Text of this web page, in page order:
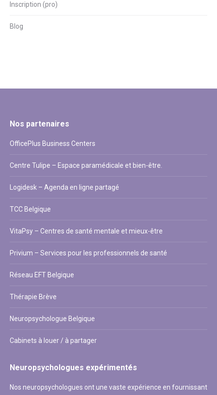
Inscription (pro)
Blog
Nos partenaires
OfficePlus Business Centers
Centre Tulipe – Espace paramédicale et bien-être.
Logidesk – Agenda en ligne partagé
TCC Belgique
VitaPsy – Centres de santé mentale et mieux-être
Privium – Services pour les professionnels de santé
Réseau EFT Belgique
Thérapie Brève
Neuropsychologue Belgique
Cabinets à louer / à partager
Neuropsychologues expérimentés
Nos neuropsychologues ont une vaste expérience en fournissant